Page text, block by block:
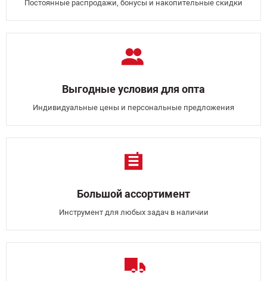
Постоянные распродажи, бонусы и накопительные скидки
Выгодные условия для опта
Индивидуальные цены и персональные предложения
Большой ассортимент
Инструмент для любых задач в наличии